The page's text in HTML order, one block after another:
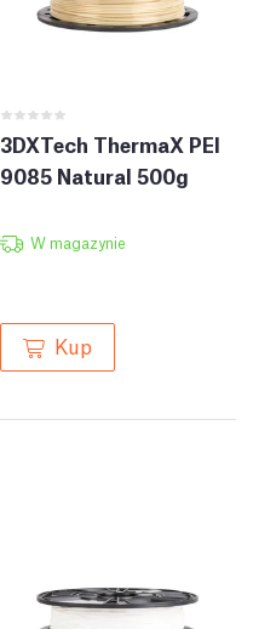
3DXTech ThermaX PEI
9085 Natural 500g
W magazynie
Kup